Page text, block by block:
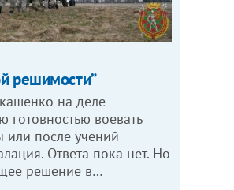
решимости”
на деле
готовностью воевать
или после учений
Ответа пока нет. Но
решение в…